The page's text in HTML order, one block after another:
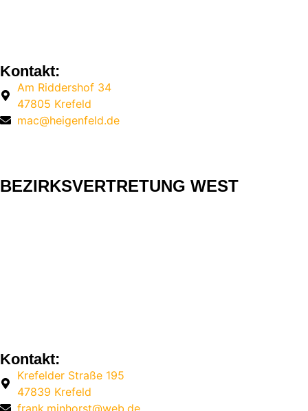
Kontakt:
Am Riddershof 34
47805 Krefeld
mac@heigenfeld.de
BEZIRKSVERTRETUNG WEST
Kontakt:
Krefelder Straße 195
47839 Krefeld
frank.minhorst@web.de